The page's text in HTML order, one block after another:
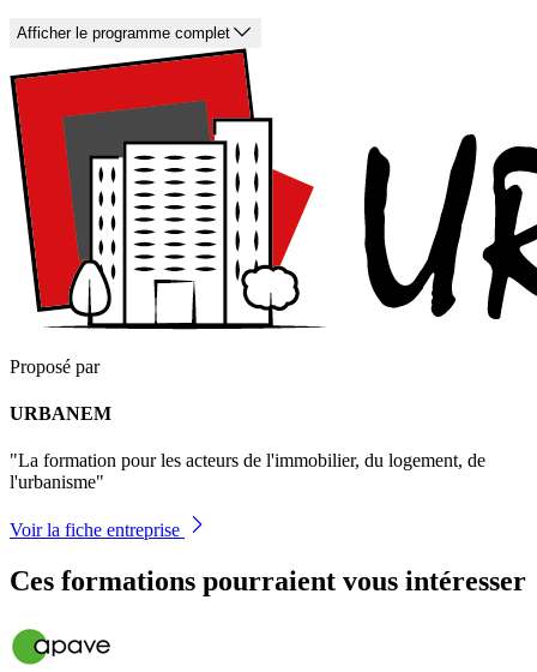
Afficher le programme complet
Proposé par
URBANEM
"La formation pour les acteurs de l'immobilier, du logement, de
l'urbanisme"
Voir la fiche entreprise
Ces formations pourraient vous intéresser